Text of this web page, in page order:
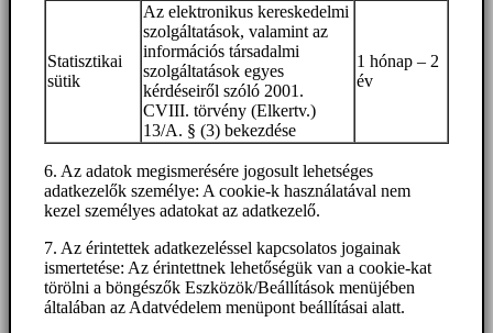
Statisztikai
sütik
Az elektronikus kereskedelmi
szolgáltatások, valamint az
információs társadalmi
szolgáltatások egyes
kérdéseiről szóló 2001.
CVIII. törvény (Elkertv.)
13/A. § (3) bekezdése
1 hónap – 2
év
6. Az adatok megismerésére jogosult lehetséges
adatkezelők személye: A cookie-k használatával nem
kezel személyes adatokat az adatkezelő.
7. Az érintettek adatkezeléssel kapcsolatos jogainak
ismertetése: Az érintettnek lehetőségük van a cookie-kat
törölni a böngészők Eszközök/Beállítások menüjében
általában az Adatvédelem menüpont beállításai alatt.